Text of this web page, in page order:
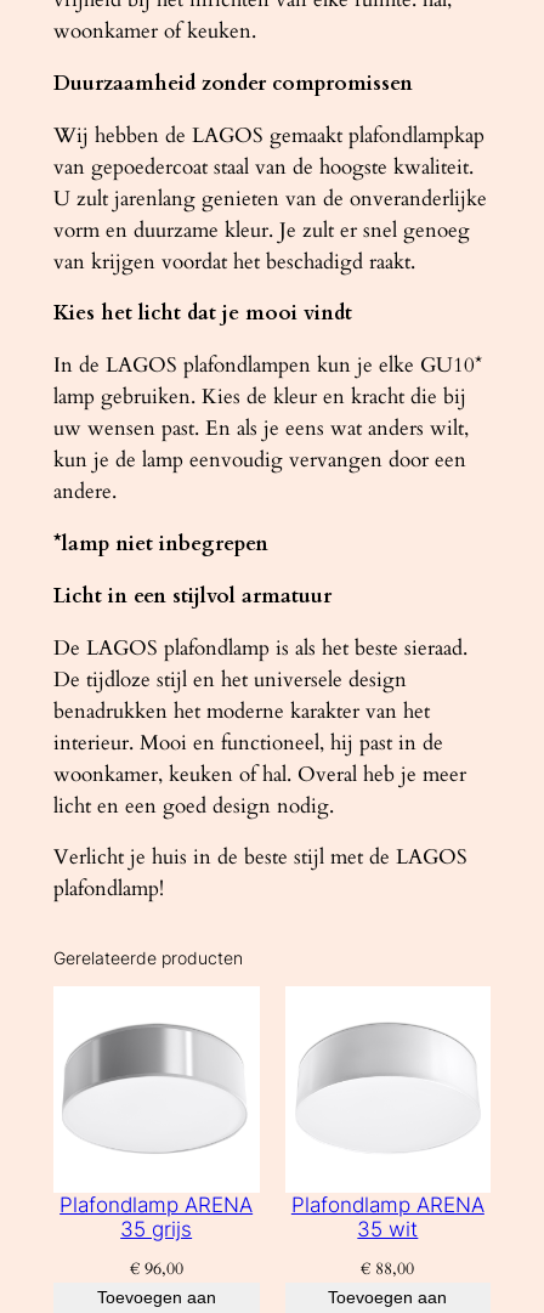
woonkamer of keuken.
Duurzaamheid zonder compromissen
Wij hebben de LAGOS gemaakt plafondlampkap
van gepoedercoat staal van de hoogste kwaliteit.
U zult jarenlang genieten van de onveranderlijke
vorm en duurzame kleur. Je zult er snel genoeg
van krijgen voordat het beschadigd raakt.
Kies het licht dat je mooi vindt
In de LAGOS plafondlampen kun je elke GU10*
lamp gebruiken. Kies de kleur en kracht die bij
uw wensen past. En als je eens wat anders wilt,
kun je de lamp eenvoudig vervangen door een
andere.
*lamp niet inbegrepen
Licht in een stijlvol armatuur
De LAGOS plafondlamp is als het beste sieraad.
De tijdloze stijl en het universele design
benadrukken het moderne karakter van het
interieur. Mooi en functioneel, hij past in de
woonkamer, keuken of hal. Overal heb je meer
licht en een goed design nodig.
Verlicht je huis in de beste stijl met de LAGOS
plafondlamp!
Gerelateerde producten
Plafondlamp ARENA
35 grijs
€96,00
Toevoegen aan
Plafondlamp ARENA
35 wit
€ 88,00
Toevoegen aan